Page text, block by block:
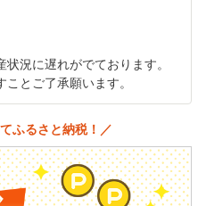
況に遅れがでております。
とご了承願います。
ふるさと納税！／